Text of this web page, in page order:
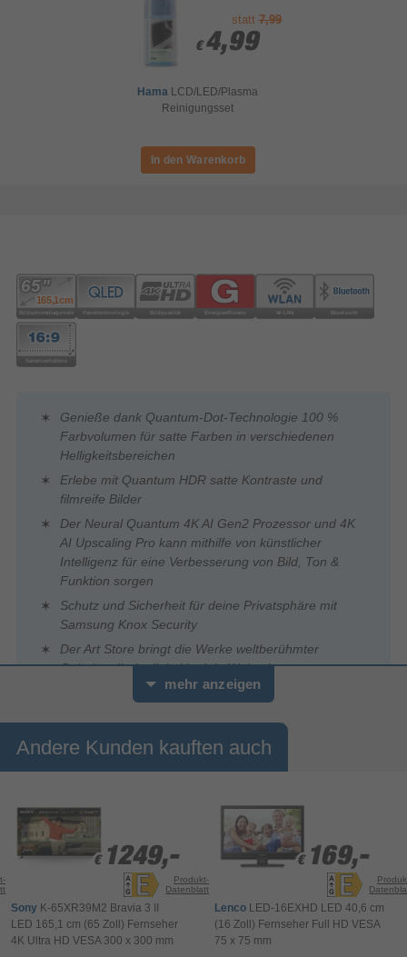
Gesamtsumme Serviceoptionen
statt7,99
€ 4,99
€ 4,99
Hama LCD/LED/Plasma
Reinigungsset
Genieße dank Quantum-Dot-Technologie 100 %
Farbvolumen für satte Farben in verschiedenen
Helligkeitsbereichen
Erlebe mit Quantum HDR satte Kontraste und
filmreife Bilder
Der Neural Quantum 4K AI Gen2 Prozessor und 4K
AI Upscaling Pro kann mithilfe von künstlicher
Intelligenz für eine Verbesserung von Bild, Ton &
Funktion sorgen
Schutz und Sicherheit für deine Privatsphäre mit
Samsung Knox Security
Der Art Store bringt die Werke weltberühmter
Galerien direkt digital in dein Wohnzimmer
mehr anzeigen
Andere Kunden kauften auch
€ 1249,-
€ 1249,-
Produkt-
Datenblatt
Sony K-65XR39M2 Bravia 3 II
LED 165,1 cm (65 Zoll) Fernseher
4K Ultra HD VESA 300 x 300 mm
€ 169,-
€ 169,-
Lenco LED-16EXHD LED 40,6 cm
(16 Zoll) Fernseher Full HD VESA
75 x 75 mm